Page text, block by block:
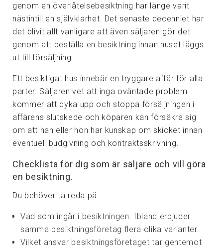
genom en överlåtelsebesiktning har länge varit
nästintill en självklarhet. Det senaste decenniet har
det blivit allt vanligare att även säljaren gör det
genom att beställa en besiktning innan huset läggs
ut till försäljning.
Ett besiktigat hus innebär en tryggare affär för alla
parter. Säljaren vet att inga oväntade problem
kommer att dyka upp och stoppa försäljningen i
affärens slutskede och köparen kan försäkra sig
om att han eller hon har kunskap om skicket innan
eventuell budgivning och kontraktsskrivning.
Checklista för dig som är säljare och vill göra
en besiktning.
Du behöver ta reda på:
Vad som ingår i besiktningen. Ibland erbjuder
samma besiktningsföretag flera olika varianter.
Vilket ansvar besiktningsföretaget tar gentemot